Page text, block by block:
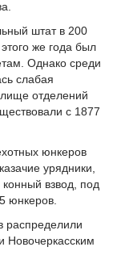
штат в 200
же года был
Однако среди
слабая
отделений
с 1877
юнкеров
урядники,
взвод, под
юнкеров.
распределили
Новочеркасским